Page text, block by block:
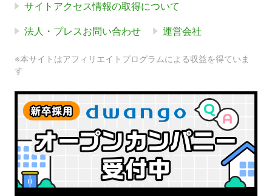
サイトアクセス情報の取得について
法人・プレスお問い合わせ 運営会社
※本サイトはアフィリエイトプログラムによる収益を得ていま
す